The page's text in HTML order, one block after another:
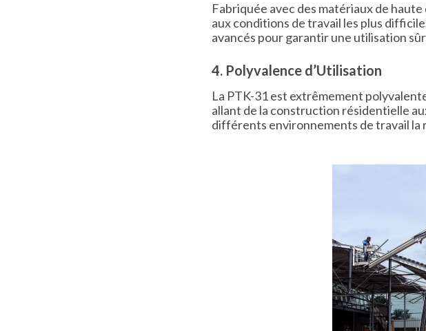
Fabriquée avec des matériaux de
aux conditions de travail les plus
avancés pour garantir une utilisation
4. Polyvalence d’Utilisation
La PTK-31 est extrêmement
allant de la construction résidentielle
différents environnements de travail la